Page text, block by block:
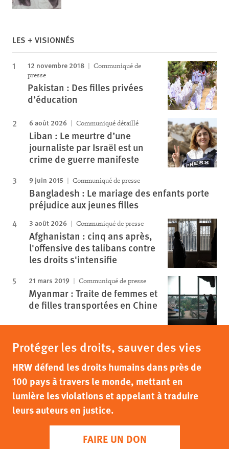
LES + VISIONNÉS
12 novembre 2018
Communiqué de
presse
Pakistan : Des filles privées
d’éducation
6 août 2026 Communiqué détaillé
Liban : Le meurtre d’une
journaliste par Israël est un
crime de guerre manifeste
9 juin 2015 Communiqué de presse
Bangladesh : Le mariage des enfants porte
préjudice aux jeunes filles
3 août 2026 Communiqué de presse
Afghanistan : cinq ans après,
l'offensive des talibans contre
les droits s'intensifie
21 mars 2019 Communiqué de presse
Myanmar : Traite de femmes et
de filles transportées en Chine
Protéger les droits, sauver des vies
HRW défend les droits humains dans près de
100 pays à travers le monde, mettant en
lumière les violations et appelant à traduire
leurs auteurs en justice.
FAIRE UN DON